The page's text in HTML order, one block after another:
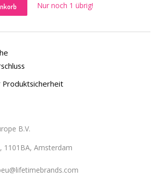
Nur noch 1 übrig!
B.V.
1101BA, Amsterdam